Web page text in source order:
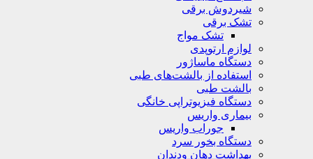
شیردوش برقی
تشک برقی
تشک مواج
لوازم ارتوپدی
دستگاه ماساژور
استفاده از بالشت‌های طبی
بالشت‌ طبی
دستگاه فیزیوتراپی خانگی
بیماری واریس
جوراب واریس
دستگاه‌ بخور سرد
بهداشت دهان ودندان